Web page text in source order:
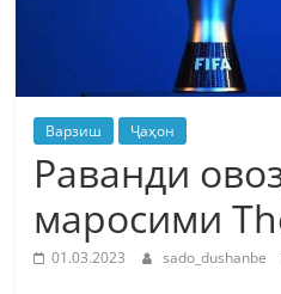
Варзиш Ҷаҳон
Раванди
маросими
01.03.2023 sado_dushanbe